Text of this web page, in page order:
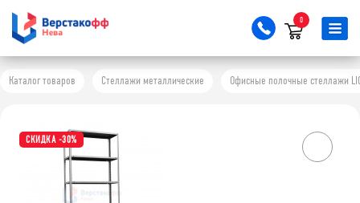
0
Каталог товаров Стеллажи металлические Офисные полочные стеллажи
СКИДКА -30%